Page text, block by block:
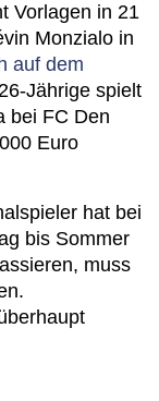
Vorlagen in 21
Monzialo in
auf dem
Jährige spielt
bei FC Den
Euro
hat bei
bis Sommer
muss